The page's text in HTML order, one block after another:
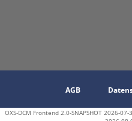
AGB
OXS-DCM Frontend 2.0-SNAPSHOT 2026-